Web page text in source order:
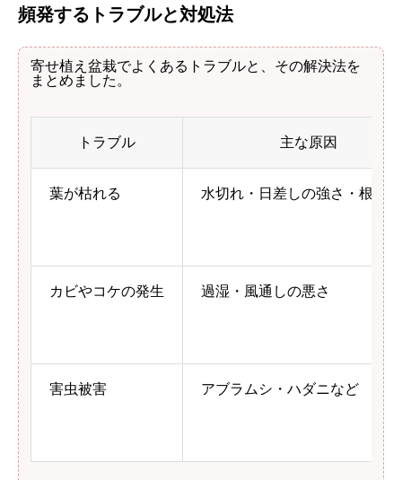
頻発するトラブルと対処法
寄せ植え盆栽でよくあるトラブルと、その解決法を
まとめました。
トラブル 主な原因
葉が枯れる 水切れ・日差しの強さ・根詰
カビやコケの発生 過湿・風通しの悪さ
害虫被害 アブラムシ・ハダニなど